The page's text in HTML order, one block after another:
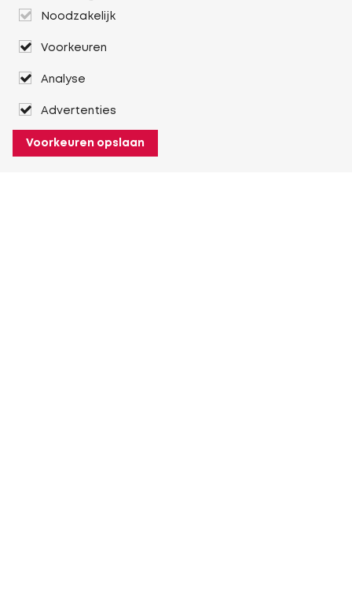
Noodzakelijk
Voorkeuren
Analyse
Advertenties
Voorkeuren opslaan